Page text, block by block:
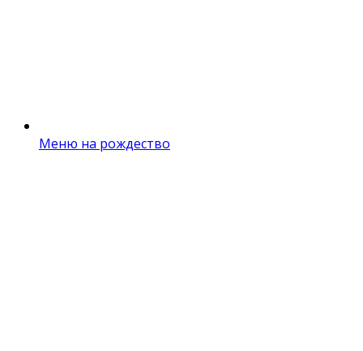
Меню на рождество